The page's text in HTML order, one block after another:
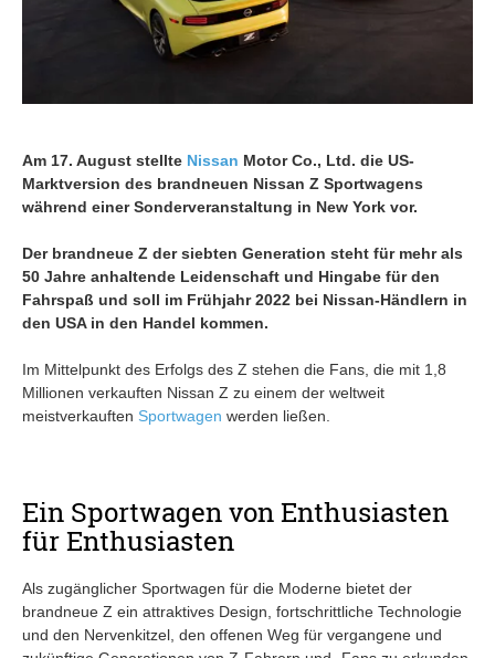
Am 17. August stellte Nissan Motor Co., Ltd. die US-
Marktversion des brandneuen Nissan Z Sportwagens
während einer Sonderveranstaltung in New York vor.
Der brandneue Z der siebten Generation steht für mehr als
50 Jahre anhaltende Leidenschaft und Hingabe für den
Fahrspaß und soll im Frühjahr 2022 bei Nissan-Händlern in
den USA in den Handel kommen.
Im Mittelpunkt des Erfolgs des Z stehen die Fans, die mit 1,8
Millionen verkauften Nissan Z zu einem der weltweit
meistverkauften Sportwagen werden ließen.
Ein Sportwagen von Enthusiasten
für Enthusiasten
Als zugänglicher Sportwagen für die Moderne bietet der
brandneue Z ein attraktives Design, fortschrittliche Technologie
und den Nervenkitzel, den offenen Weg für vergangene und